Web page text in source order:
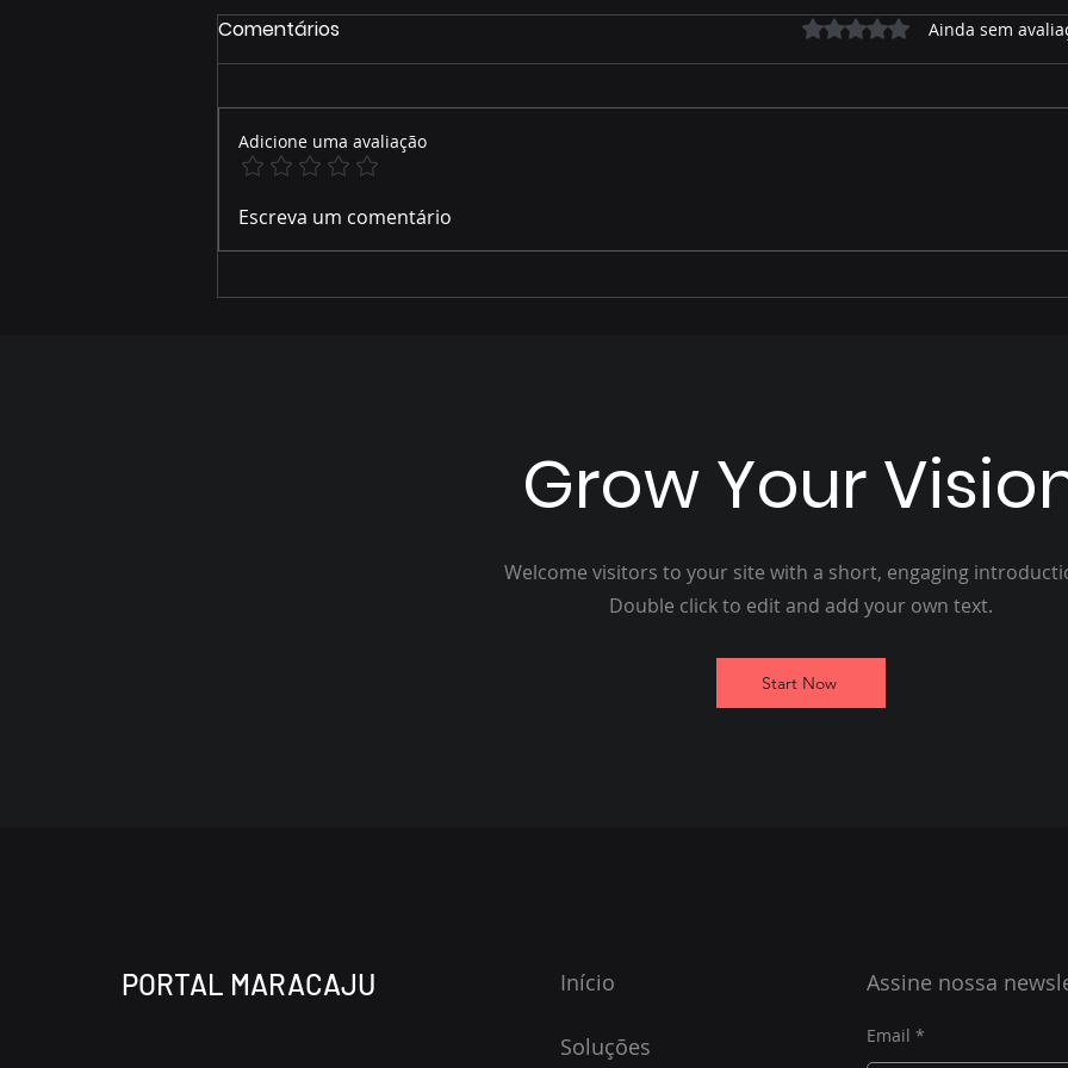
ZONEAMENTO AMBIENTAL
DO RIO SALOBRA MOBILIZA
parte de sua trajetória de
ano
Comentários Avaliado com 0 de 5 estrelas.
Ainda sem
Adicione uma avaliação
Escreva um comentário
Grow Your
Welcome visitors to your site with a short, engaging
Double click to edit and add your own text.
Start Now
PORTAL MARACAJU Início
Soluções
Assine nossa
Email